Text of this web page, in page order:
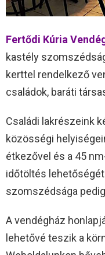
Fertődi Kúria
kastély
kerttel rendelkező
családok, baráti
Családi lakrészeink
közösségi
étkezővel és a 45
időtöltés
szomszédsága
A vendégház
lehetővé teszik a